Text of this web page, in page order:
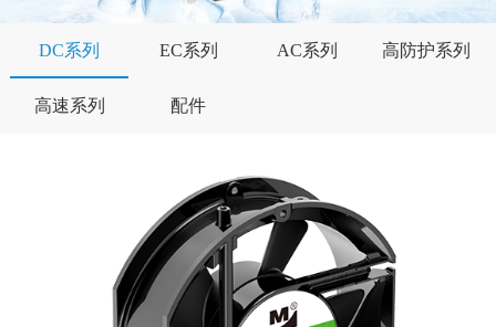
DC系列 EC系列 AC系列 高防护系列
高速系列 配件